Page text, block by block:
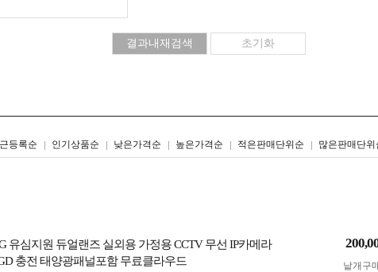
등록순 인기상품순 낮은가격순 높은가격순 적은판매단위순 많은판매단위
리스트형갤러리형
유심지원 듀얼랜즈 실외용 가정용 CCTV 무선 IP카메라
충전 태양광패널포함 무료클라우드
낱개구